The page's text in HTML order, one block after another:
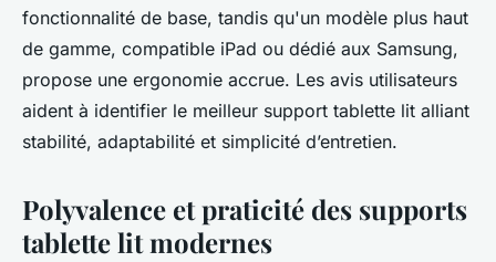
fonctionnalité de base, tandis qu'un modèle plus haut
de gamme, compatible iPad ou dédié aux Samsung,
propose une ergonomie accrue. Les avis utilisateurs
aident à identifier le meilleur support tablette lit alliant
stabilité, adaptabilité et simplicité d’entretien.
Polyvalence et praticité des supports
tablette lit modernes